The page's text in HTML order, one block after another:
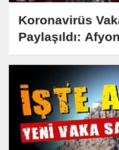
Koronavirüs
Paylaşıldı: